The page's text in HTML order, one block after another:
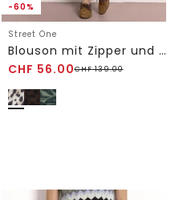
-60%
Street One
Blouson mit Zipper und Print
CHF 56.00CHF139.00